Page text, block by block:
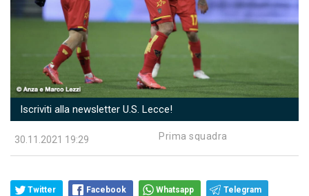
Iscriviti alla newsletter U.S. Lecce!
30.11.2021 19:29 Prima squadra
Twitter Facebook Whatsapp Telegram